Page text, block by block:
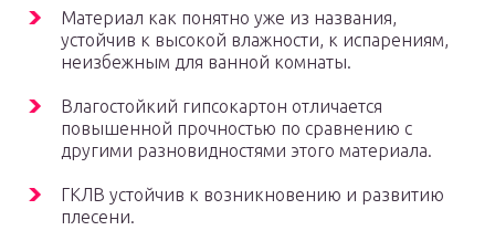
Материал как понятно уже из названия,
устойчив к высокой влажности, к испарениям,
неизбежным для ванной комнаты.
Влагостойкий гипсокартон отличается
повышенной прочностью по сравнению с
другими разновидностями этого материала.
ГКЛВ устойчив к возникновению и развитию
плесени.